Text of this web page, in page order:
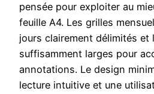
pensée pour exploiter au
feuille A4. Les grilles
jours clairement délimités et
suffisamment larges pour
annotations. Le design
lecture intuitive et une